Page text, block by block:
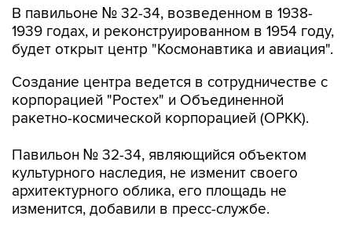
В павильоне № 32-34, возведенном в 1938-
1939 годах, и реконструированном в 1954 году,
будет открыт центр "Космонавтика и авиация".
Создание центра ведется в сотрудничестве с
корпорацией "Ростех" и Объединенной
ракетно-космической корпорацией (ОРКК).
Павильон № 32-34, являющийся объектом
культурного наследия, не изменит своего
архитектурного облика, его площадь не
изменится, добавили в пресс-службе.